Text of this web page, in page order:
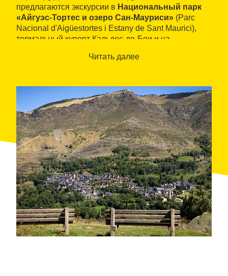
предлагаются экскурсии в Национальный парк
«Айгуэс-Тортес и озеро Сан-Мауриси» (Parc
Nacional d'Aigüestortes i Estany de Sant Maurici),
термальный курорт Кальдес-де-Бои и на
обширная программа экстремальных видов
В доме находятся четыре двухместных и два
одноместных номера, три ванные комнаты, кухня,
а на улице - барбекю и огороды. Предлагаются
услуги по прокату и продаже лыж и спортивного
материала для горнолыжного спорта.
Читать далее